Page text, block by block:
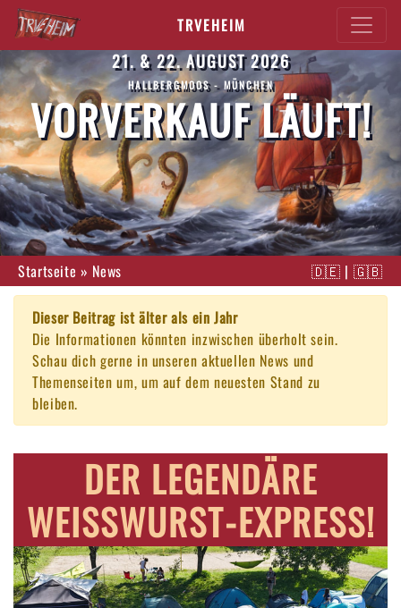
TRVEHEIM
21. & 22. AUGUST 2026
HALLBERGMOOS - MÜNCHEN
VORVERKAUF LÄUFT!
Startseite » News 🇩🇪 | 🇬🇧
Dieser Beitrag ist älter als ein Jahr
Die Informationen könnten inzwischen überholt sein.
Schau dich gerne in unseren aktuellen News und
Themenseiten um, um auf dem neuesten Stand zu
bleiben.
DER LEGENDÄRE
WEISSWURST-EXPRESS!